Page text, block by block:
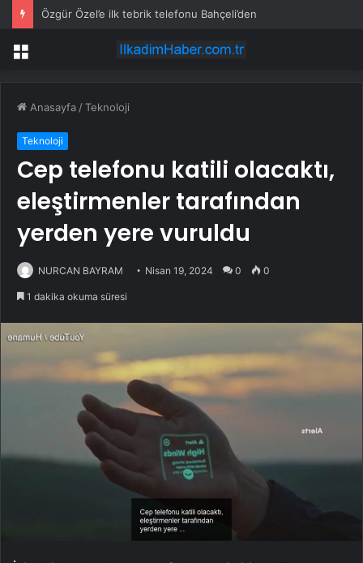
Mersin’de Kurs Merkezleri LGS’de büyük başarıya imza attı
Menü
Anasayfa /Teknoloji
Teknoloji
Cep telefonu katili olacaktı,
eleştirmenler tarafından
yerden yere vuruldu
NURCAN BAYRAM Nisan 19, 2024 0 0
1 dakika okuma süresi